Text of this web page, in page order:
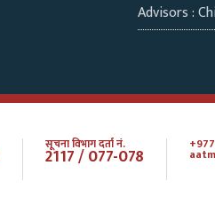
Advisors :
सूचना विभाग दर्ता नं.
2117 / 077-078